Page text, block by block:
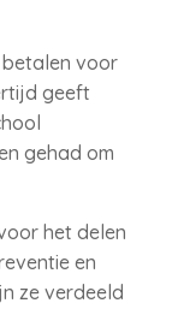
betalen voor
geeft
gehad om
het delen
en
ze verdeeld